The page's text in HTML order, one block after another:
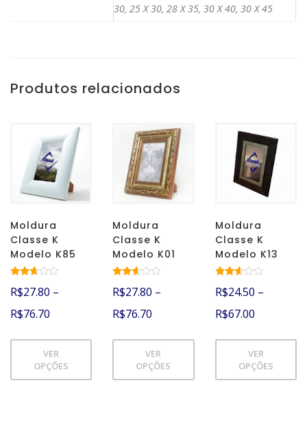
30, 25 X 30, 28 X 35, 30 X 40, 30 X 45
Produtos relacionados
Moldura
Classe K
Modelo K85
ção
de 5
R$27.80 –
R$76.70
VER
OPÇÕES
Moldura
Classe K
Modelo K01
ção
de 5
R$27.80 –
R$76.70
VER
OPÇÕES
Moldura
Classe K
Modelo K13
ção
de 5
R$24.50 –
R$67.00
VER
OPÇÕES